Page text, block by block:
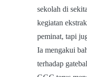
sekolah di
kegiatan
peminat, tapi
Ia mengakui
terhadap